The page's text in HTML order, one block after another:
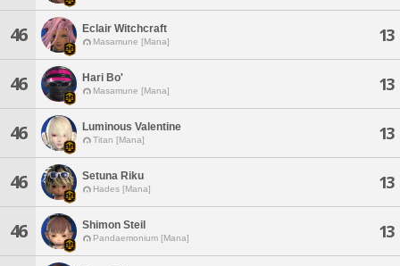
46 Eclair Witchcraft
Masamune [Mana] 13
46 Hari Bo'
Masamune [Mana] 13
46 Luminous Valentine
Titan [Mana] 13
46 Setuna Riku
Hades [Mana] 13
46 Shimon Steil
Pandaemonium [Mana] 13